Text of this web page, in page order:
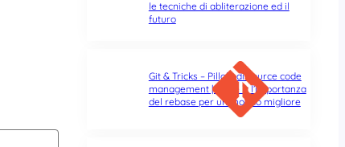
le tecniche di abliterazione ed il
futuro
Git & Tricks – Pillole di source code
management | Parte 3: l’importanza
del rebase per un mondo migliore